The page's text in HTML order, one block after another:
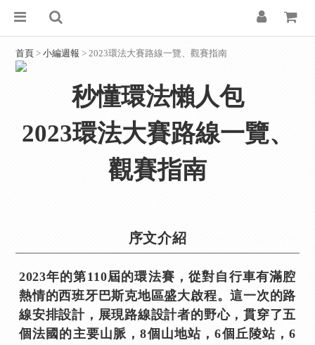
首頁 > 小編週報 > 2023環法大賽路線一覽、觀賽指南
秒懂環法懶人包
2023環法大賽路線一覽、
觀賽指南
序文介紹
2023年的第110屆的環法賽，從對自行車有滿腔
熱情的西班牙巴斯克地區盛大啟程。這一次的路
線安排設計，展現路線設計者的野心，貫穿了五
個法國的主要山脈，8個山地站，6個丘陵站，6